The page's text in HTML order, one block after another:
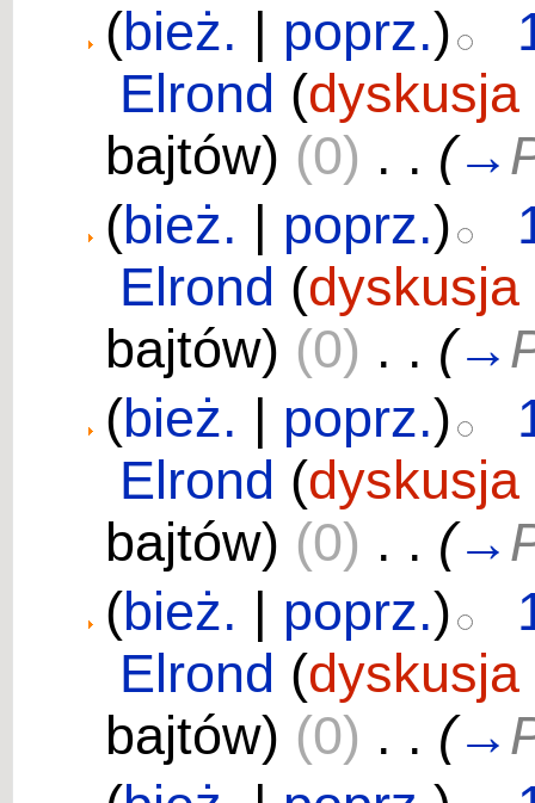
(bież. | poprz.)
Elrond (dyskusja
bajtów) (0) . . (→
(bież. | poprz.)
Elrond (dyskusja
bajtów) (0) . . (→
(bież. | poprz.)
Elrond (dyskusja
bajtów) (0) . . (→
(bież. | poprz.)
Elrond (dyskusja
bajtów) (0) . . (→